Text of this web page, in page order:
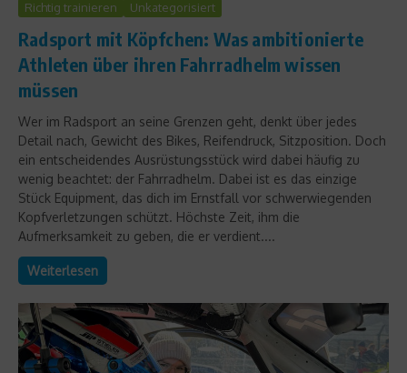
Richtig trainieren Unkategorisiert
Radsport mit Köpfchen: Was ambitionierte
Athleten über ihren Fahrradhelm wissen
müssen
Wer im Radsport an seine Grenzen geht, denkt über jedes
Detail nach, Gewicht des Bikes, Reifendruck, Sitzposition. Doch
ein entscheidendes Ausrüstungsstück wird dabei häufig zu
wenig beachtet: der Fahrradhelm. Dabei ist es das einzige
Stück Equipment, das dich im Ernstfall vor schwerwiegenden
Kopfverletzungen schützt. Höchste Zeit, ihm die
Aufmerksamkeit zu geben, die er verdient....
Weiterlesen